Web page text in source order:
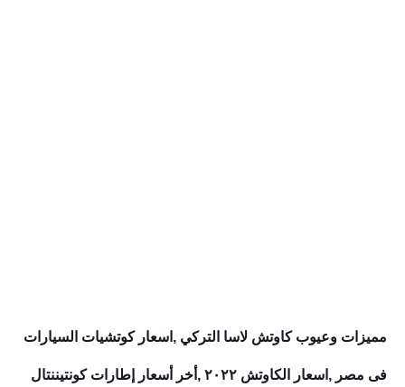
مميزات وعيوب كاوتش لاسا التركي ,اسعار كوتشيات السيارات
فى مصر ,اسعار الكاوتش ٢٠٢٢ ,أخر أسعار إطارات كونتيننتال